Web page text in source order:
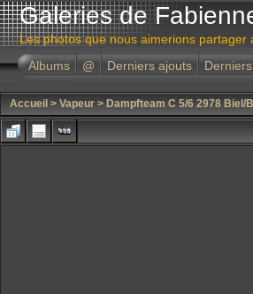
Galeries de
Les photos que nous aimerions partager
Albums
@ Derniers ajouts
Accueil > Vapeur > Dampfteam C 5/6 2978